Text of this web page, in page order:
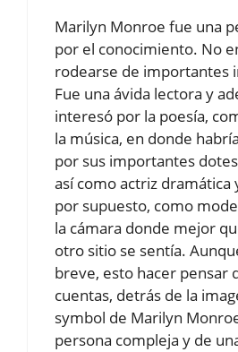
Marilyn Monroe fue una
por el conocimiento. No
rodearse de importantes
Fue una ávida lectora y
interesó por la poesía,
la música, en donde
por sus importantes
así como actriz dramática
por supuesto, como
la cámara donde mejor
otro sitio se sentía.
breve, esto hacer pensar
cuentas, detrás de la
symbol de Marilyn
persona compleja y de